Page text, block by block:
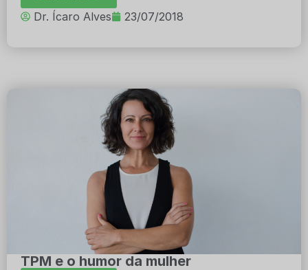
Dr. Ícaro Alves 23/07/2018
TPM e o humor da mulher